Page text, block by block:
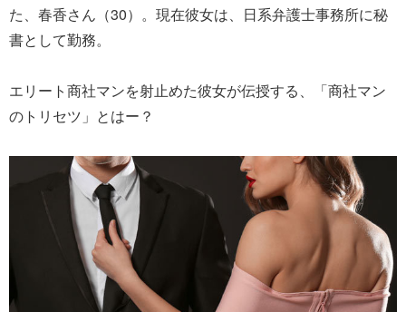
た、春香さん（30）。現在彼女は、日系弁護士事務所に秘
書として勤務。
エリート商社マンを射止めた彼女が伝授する、「商社マン
のトリセツ」とはー？